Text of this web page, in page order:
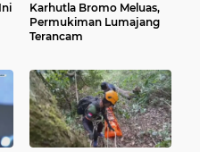
Karhutla Bromo Meluas,
Permukiman Lumajang
Terancam